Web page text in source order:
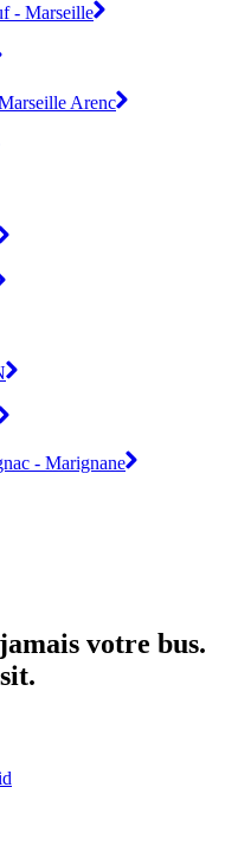
- Marseille
Arenc
- Marignane
votre bus.